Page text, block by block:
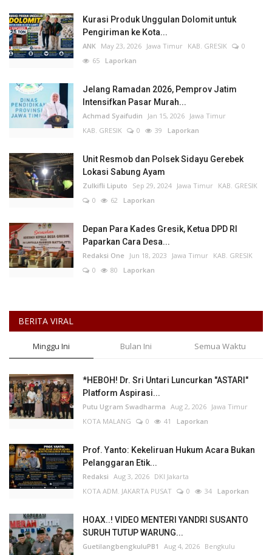
Kurasi Produk Unggulan Dolomit untuk
Pengiriman ke Kota...
ANK May 23, 2026 Jawa Timur KAB. GRESIK
0
65 Laporkan
Jelang Ramadan 2026, Pemprov Jatim
Intensifkan Pasar Murah...
Achmad Syaifudin Jan 15, 2026 Jawa Timur
KAB. GRESIK
0 39 Laporkan
Unit Resmob dan Polsek Sidayu Gerebek
Lokasi Sabung Ayam
Zulkifli Liputo Sep 29, 2024 Jawa Timur KAB. GRESIK
0
62 Laporkan
Depan Para Kades Gresik, Ketua DPD RI
Paparkan Cara Desa...
Redaksi One Jun 18, 2023 Jawa Timur KAB. GRESIK
0
80 Laporkan
BERITA VIRAL
Minggu Ini Bulan Ini Semua Waktu
*HEBOH! Dr. Sri Untari Luncurkan "ASTARI"
Platform Aspirasi...
Putu Ugram Swadharma Aug 2, 2026 Jawa Timur
KOTA MALANG
0 41 Laporkan
Prof. Yanto: Kekeliruan Hukum Acara Bukan
Pelanggaran Etik...
Redaksi Aug 3, 2026 DKI Jakarta
KOTA ADM. JAKARTA PUSAT
0 34 Laporkan
HOAX..! VIDEO MENTERI YANDRI SUSANTO
SURUH TUTUP WARUNG...
GuetilangbengkuluPB1 Aug 4, 2026 Bengkulu